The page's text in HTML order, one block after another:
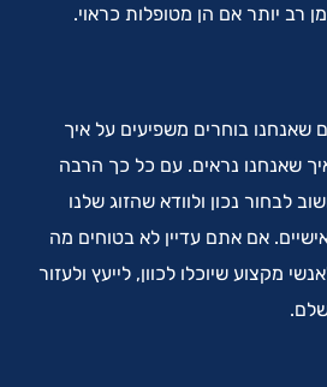
רב יותר אם הן מטופלות כראוי.
שאנחנו בוחרים משפיעים על איך
שאנחנו נראים. עם כל כך הרבה
לבחור נכון ולוודא שהזוג שלנו
אם אתם עדיין לא בטוחים מה
מקצוע שיוכלו לכוון, לייעץ ולעזור